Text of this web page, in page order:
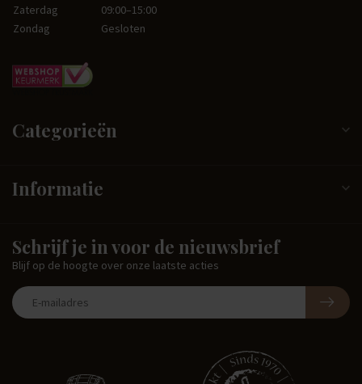
Zaterdag
09:00–15:00
Zondag
Gesloten
Categorieën
Informatie
Schrijf je in voor de nieuwsbrief
Blijf op de hoogte over onze laatste acties